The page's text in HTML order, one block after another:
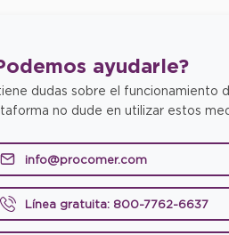
ayudarle?
dudas sobre el funcionamiento
no dude en utilizar estos
info@procomer.com
Línea gratuita: 800-7762-6637